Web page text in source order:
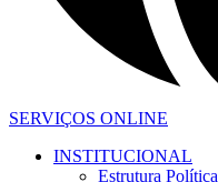
SERVIÇOS ONLINE
INSTITUCIONAL
Estrutura Política